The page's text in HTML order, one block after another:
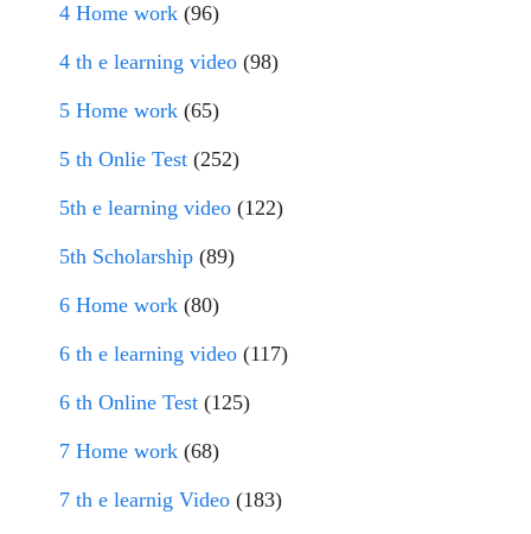
4 Home work (96)
4 th e learning video (98)
5 Home work (65)
5 th Onlie Test (252)
5th e learning video (122)
5th Scholarship (89)
6 Home work (80)
6 th e learning video (117)
6 th Online Test (125)
7 Home work (68)
7 th e learnig Video (183)